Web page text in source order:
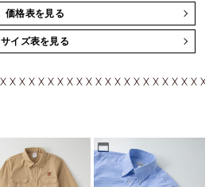
価格表を見る
サイズ表を見る